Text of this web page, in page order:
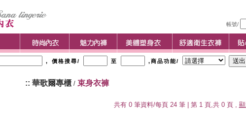
帳號/
, 價格搜尋/ 至 ,商品功能/
:: 華歌爾專櫃 / 束身衣褲
共有 0 筆資料/每頁 24 筆 | 第 1 頁,共 0 頁 ,